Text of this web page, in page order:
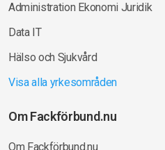
Administration Ekonomi Juridik
Data IT
Hälso och Sjukvård
Visa alla yrkesområden
Om Fackförbund.nu
Om Fackförbund.nu